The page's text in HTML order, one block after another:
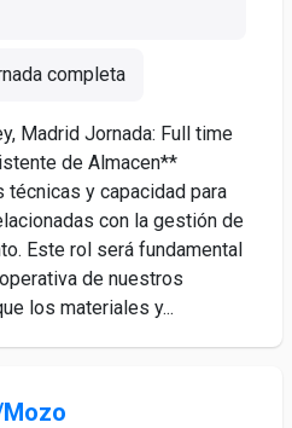
completa
Madrid Jornada: Full time
de Almacen**
y capacidad para
con la gestión de
Este rol será fundamental
de nuestros
los materiales y...